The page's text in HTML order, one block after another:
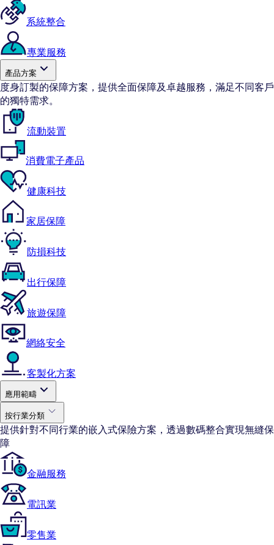
系統整合
專業服務
產品方案
度身訂製的保障方案，提供全面保障及卓越服務，滿足不同客戶
的獨特需求。
流動裝置
消費電子產品
健康科技
家居保障
防損科技
出行保障
旅遊保障
網絡安全
客製化方案
應用範疇
按行業分類
提供針對不同行業的嵌入式保險方案，透過數碼整合實現無縫保
障
金融服務
電訊業
零售業